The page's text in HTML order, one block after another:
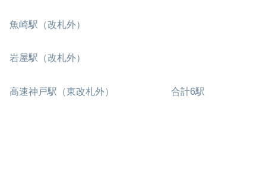
魚崎駅（改札外）
岩屋駅（改札外）
高速神戸駅（東改札外） 合計6駅